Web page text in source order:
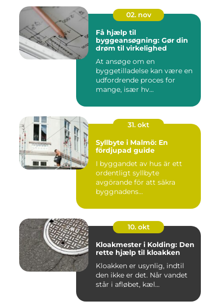
02. nov
Få hjælp til
byggeansøgning: Gør din
drøm til virkelighed
At ansøge om en
byggetilladelse kan være en
udfordrende proces for
mange, især hv...
31. okt
Syllbyte i Malmö: En
fördjupad guide
I byggandet av hus är ett
ordentligt syllbyte
avgörande för att säkra
byggnadens...
10. okt
Kloakmester i Kolding: Den
rette hjælp til kloakken
Kloakken er usynlig, indtil
den ikke er det. Når vandet
står i afløbet, kæl...